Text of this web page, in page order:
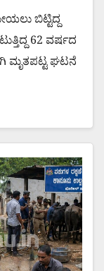
ಬಿಟ್ಟಿದ್ದ
62 ವರ್ಷದ
ಮೃತಪಟ್ಟ ಘಟನೆ